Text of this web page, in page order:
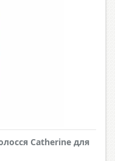
Catherine для